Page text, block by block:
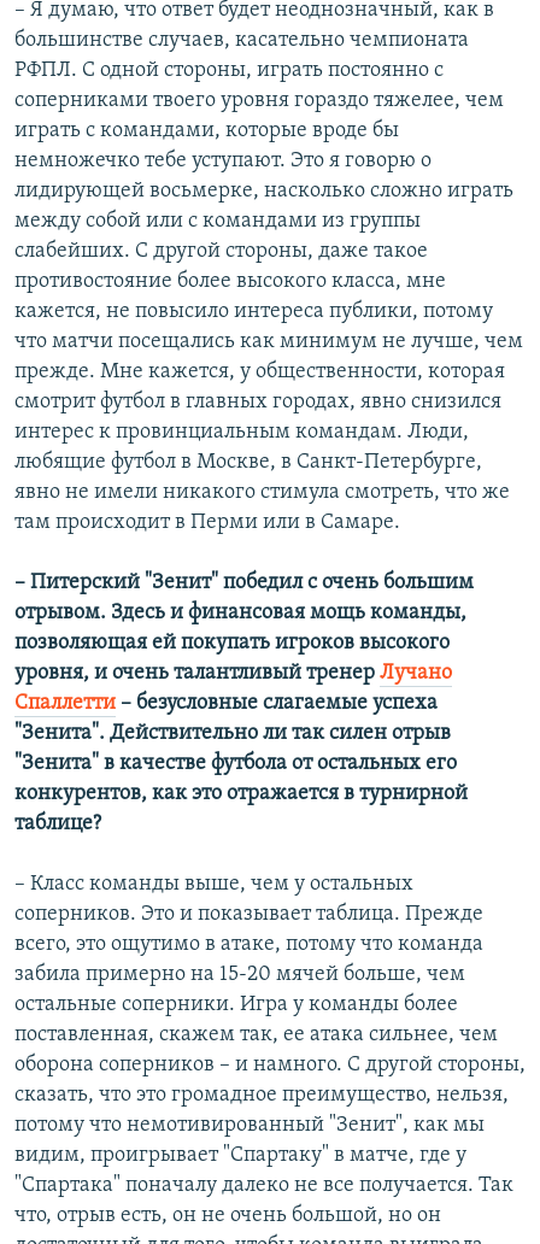
– Я думаю, что ответ будет неоднозначный, как в
большинстве случаев, касательно чемпионата
РФПЛ. С одной стороны, играть постоянно с
соперниками твоего уровня гораздо тяжелее, чем
играть с командами, которые вроде бы
немножечко тебе уступают. Это я говорю о
лидирующей восьмерке, насколько сложно играть
между собой или с командами из группы
слабейших. С другой стороны, даже такое
противостояние более высокого класса, мне
кажется, не повысило интереса публики, потому
что матчи посещались как минимум не лучше, чем
прежде. Мне кажется, у общественности, которая
смотрит футбол в главных городах, явно снизился
интерес к провинциальным командам. Люди,
любящие футбол в Москве, в Санкт-Петербурге,
явно не имели никакого стимула смотреть, что же
там происходит в Перми или в Самаре.
– Питерский "Зенит" победил с очень большим
отрывом. Здесь и финансовая мощь команды,
позволяющая ей покупать игроков высокого
уровня, и очень талантливый тренер Лучано
Спаллетти – безусловные слагаемые успеха
"Зенита". Действительно ли так силен отрыв
"Зенита" в качестве футбола от остальных его
конкурентов, как это отражается в турнирной
таблице?
– Класс команды выше, чем у остальных
соперников. Это и показывает таблица. Прежде
всего, это ощутимо в атаке, потому что команда
забила примерно на 15-20 мячей больше, чем
остальные соперники. Игра у команды более
поставленная, скажем так, ее атака сильнее, чем
оборона соперников – и намного. С другой стороны,
сказать, что это громадное преимущество, нельзя,
потому что немотивированный "Зенит", как мы
видим, проигрывает "Спартаку" в матче, где у
"Спартака" поначалу далеко не все получается. Так
что, отрыв есть, он не очень большой, но он